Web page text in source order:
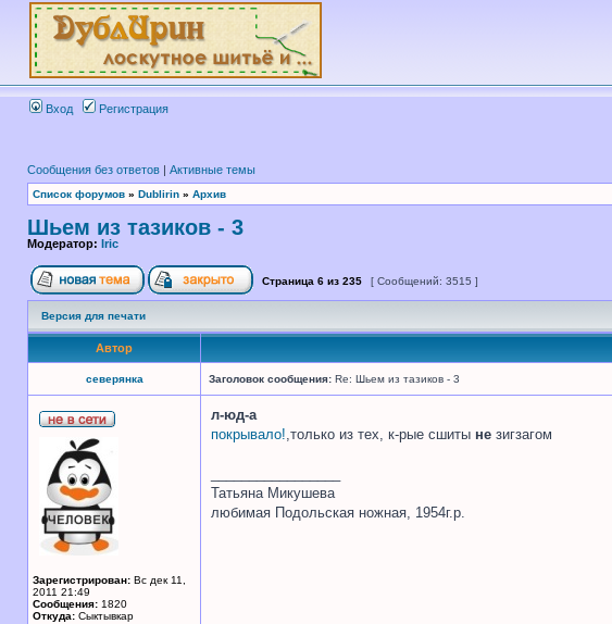
Вход Регистрация
Сообщения без ответов | Активные темы
Список форумов » Dublirin » Архив
Шьем из тазиков - 3
Модератор: Iric
Страница 6 из 235 [ Сообщений: 3515 ]
Версия для печати
Автор
северянка Заголовок сообщения: Re: Шьем из тазиков - 3
Зарегистрирован: Вс дек 11,
2011 21:49
Сообщения: 1820
Откуда: Сыктывкар
л-юд-а
покрывало!,только из тех, к-рые сшиты не зигзагом
Татьяна Микушева
любимая Подольская ножная, 1954г.р.